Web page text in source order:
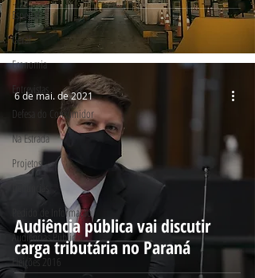
Especial
Geral
Economia
Entrevistas
Defesa do Consumidor
Na Estrada
Projetos
Pedido de Informação
Audiências Públicas
Eleições 2016
Audiência pública vai discutir
carga tributária no Paraná
6 de mai. de 2021